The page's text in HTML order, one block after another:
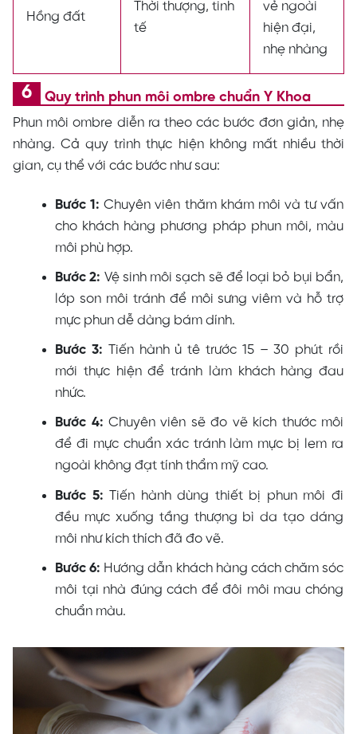
Hồng đất
Thời thượng, tinh
tế
vẻ ngoài
hiện đại,
nhẹ nhàng
Quy trình phun môi ombre chuẩn Y Khoa
Phun môi ombre diễn ra theo các bước đơn giản, nhẹ
nhàng. Cả quy trình thực hiện không mất nhiều thời
gian, cụ thể với các bước như sau:
Bước 1: Chuyên viên thăm khám môi và tư vấn
cho khách hàng phương pháp phun môi, màu
môi phù hợp.
Bước 2: Vệ sinh môi sạch sẽ để loại bỏ bụi bẩn,
lớp son môi tránh để môi sưng viêm và hỗ trợ
mực phun dễ dàng bám dính.
Bước 3: Tiến hành ủ tê trước 15 – 30 phút rồi
mới thực hiện để tránh làm khách hàng đau
nhức.
Bước 4: Chuyên viên sẽ đo vẽ kích thước môi
để đi mực chuẩn xác tránh làm mực bị lem ra
ngoài không đạt tính thẩm mỹ cao.
Bước 5: Tiến hành dùng thiết bị phun môi đi
đều mực xuống tầng thượng bì da tạo dáng
môi như kích thích đã đo vẽ.
Bước 6: Hướng dẫn khách hàng cách chăm sóc
môi tại nhà đúng cách để đôi môi mau chóng
chuẩn màu.